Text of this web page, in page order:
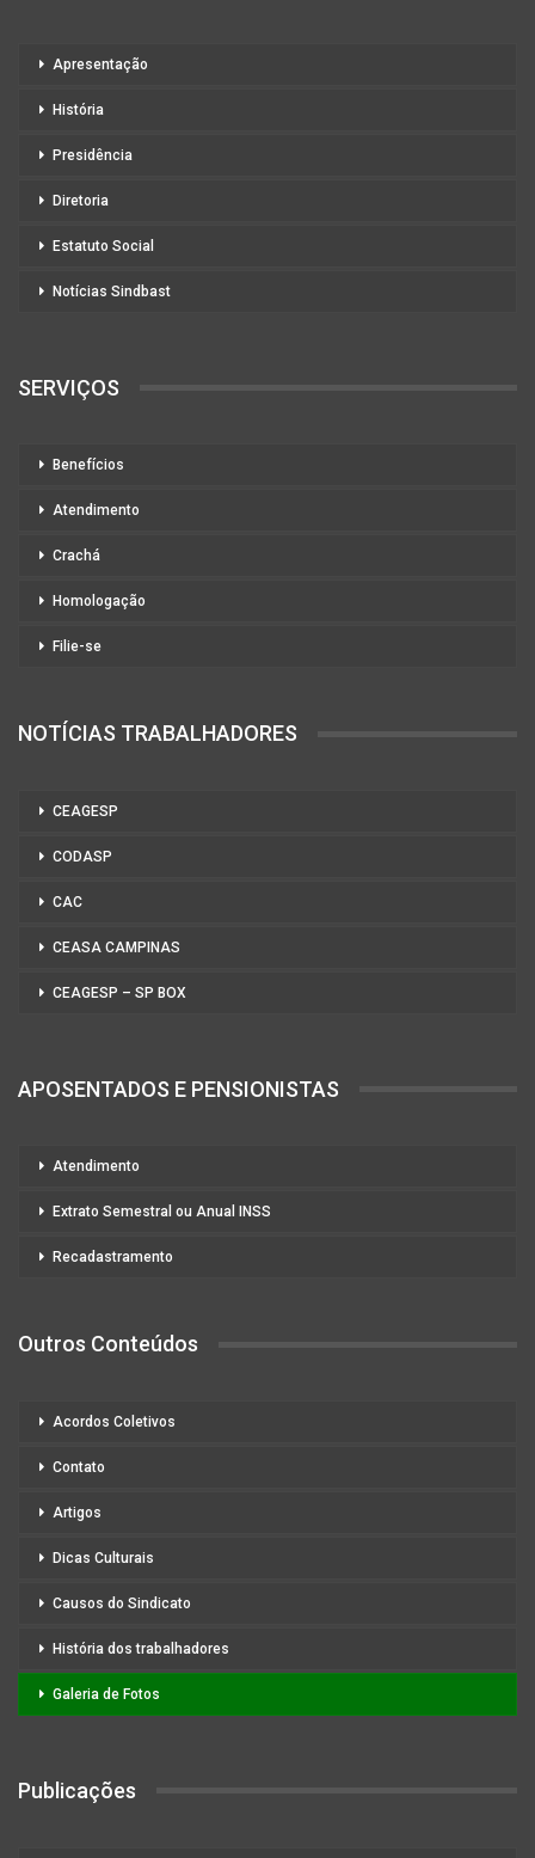
Apresentação
História
Presidência
Diretoria
Estatuto Social
Notícias Sindbast
SERVIÇOS
Benefícios
Atendimento
Crachá
Homologação
Filie-se
NOTÍCIAS TRABALHADORES
CEAGESP
CODASP
CAC
CEASA CAMPINAS
CEAGESP – SP BOX
APOSENTADOS E PENSIONISTAS
Atendimento
Extrato Semestral ou Anual INSS
Recadastramento
Outros Conteúdos
Acordos Coletivos
Contato
Artigos
Dicas Culturais
Causos do Sindicato
História dos trabalhadores
Galeria de Fotos
Publicações